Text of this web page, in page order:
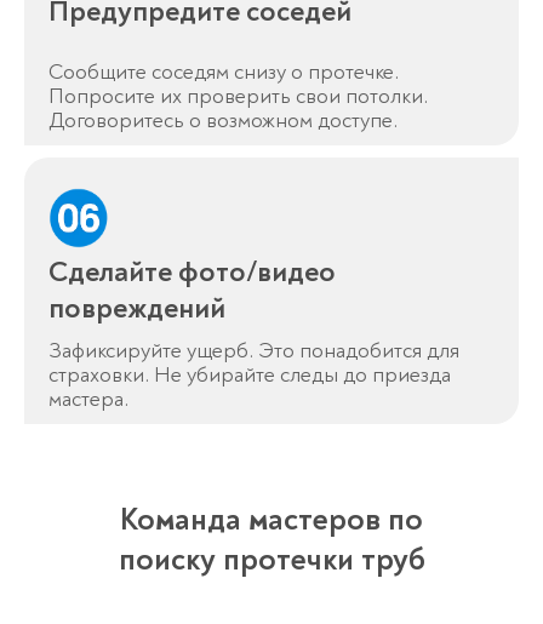
Предупредите соседей
Сообщите соседям снизу о протечке.
Попросите их проверить свои потолки.
Договоритесь о возможном доступе.
Сделайте фото/видео
повреждений
Зафиксируйте ущерб. Это понадобится для
страховки. Не убирайте следы до приезда
мастера.
Команда мастеров по
поиску протечки труб